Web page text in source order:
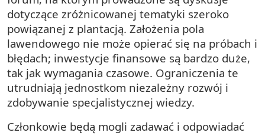
dotyczące zróżnicowanej tematyki szeroko
powiązanej z plantacją. Założenia pola
lawendowego nie może opierać się na próbach i
błędach; inwestycje finansowe są bardzo duże,
tak jak wymagania czasowe. Ograniczenia te
utrudniają jednostkom niezależny rozwój i
zdobywanie specjalistycznej wiedzy.
Członkowie będą mogli zadawać i odpowiadać